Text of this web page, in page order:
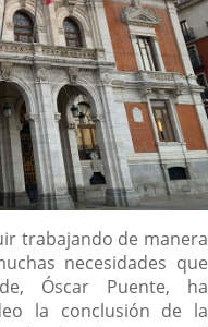
trabajando de manera
necesidades que
Óscar Puente, ha
la conclusión de la